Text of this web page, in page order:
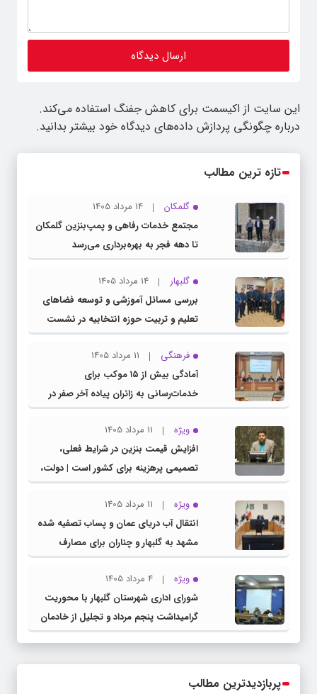
این سایت از اکیسمت برای کاهش جفنگ استفاده می‌کند.
درباره چگونگی پردازش داده‌های دیدگاه خود بیشتر بدانید.
تازه ترین مطالب
گلمکان
14 مرداد 1405
مجتمع خدمات رفاهی و پمپ‌بنزین گلمکان
تا دهه فجر به بهره‌برداری می‌رسد
گلبهار
14 مرداد 1405
بررسی مسائل آموزشی و توسعه فضاهای
تعلیم و تربیت حوزه انتخابیه در نشست
مشترک عضو کمیسیون آموزش مجلس با
مدیرکل آموزش و پرورش خراسان رضوی
فرهنگی
11 مرداد 1405
آمادگی بیش از ۱۵ موکب برای
خدمات‌رسانی به زائران پیاده آخر صفر در
شهرستان چناران
ویژه
11 مرداد 1405
افزایش قیمت بنزین در شرایط فعلی،
تصمیمی پرهزینه برای کشور است | دولت،
قاچاق سوخت و عوامل اصلی ناترازی را
محدود کند، نه سفره مردم
ویژه
11 مرداد 1405
انتقال آب دریای عمان و پساب تصفیه شده
مشهد به گلبهار و چناران برای مصارف
صنعتی و کشاورزی | لزوم تسریع در اجرای
پروژه‌های قطار و آزادراه مشهد- گلبهار-
چناران
ویژه
4 مرداد 1405
شورای اداری شهرستان گلبهار با محوریت
گرامیداشت پنجم مرداد و تجلیل از خادمان
عرصه نماز برگزار شد
پربازدیدترین مطالب